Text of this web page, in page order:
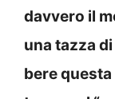
davvero il
una tazza
bere